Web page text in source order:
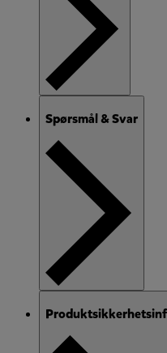
Spørsmål & Svar